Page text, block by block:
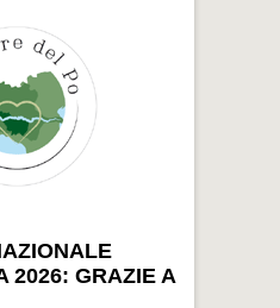
2026: GRAZIE A